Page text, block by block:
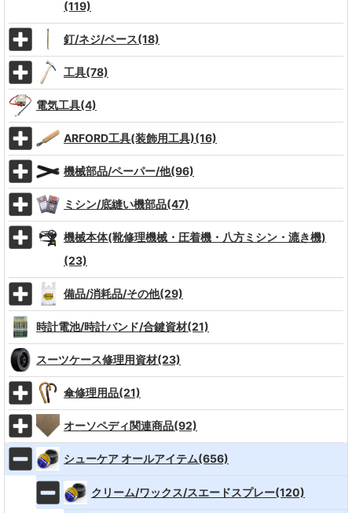
(119)
釘/ネジ/ペース(18)
工具(78)
電気工具(4)
ARFORD工具(装飾用工具)(16)
機械部品/ペーパー/他(96)
ミシン/底縫い機部品(47)
機械本体(靴修理機械・圧着機・八方ミシン・漉き機)
(23)
備品/消耗品/その他(29)
時計電池/時計バンド/合鍵資材(21)
スーツケース修理用資材(23)
傘修理用品(21)
オーソペディ関連商品(92)
シューケア オールアイテム(656)
クリーム/ワックス/スエードスプレー(120)